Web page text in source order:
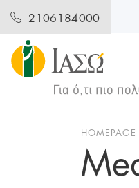
2106184000
HOMEPAGE